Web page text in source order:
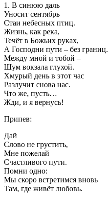
1. В синюю даль
Уносит сентябрь
Стаи небесных птиц.
Жизнь, как река,
Течёт в Божьих руках,
А Господни пути – без границ.
Между мной и тобой –
Шум вокзала глухой.
Хмурый день в этот час
Разлучит снова нас.
Что же, пусть…
Жди, и я вернусь!
Припев:
Дай
Слово не грустить,
Мне пожелай
Счастливого пути.
Помни одно:
Мы скоро встретимся вновь
Там, где живёт любовь.